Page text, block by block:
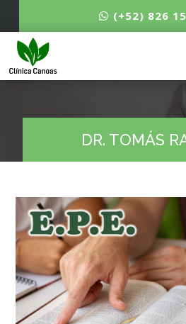
(+52) 826
DR. TOMÁS